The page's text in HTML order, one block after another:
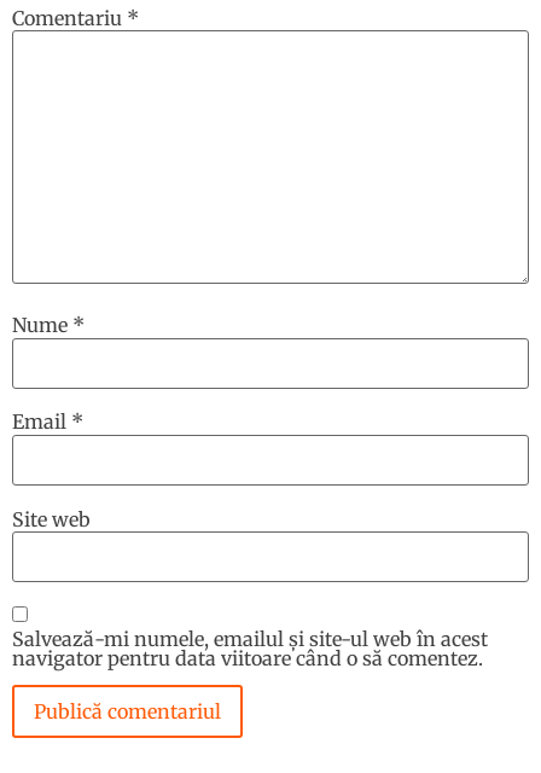
Comentariu *
Nume *
Email *
Site web
Salvează-mi numele, emailul și site-ul web în acest
navigator pentru data viitoare când o să comentez.